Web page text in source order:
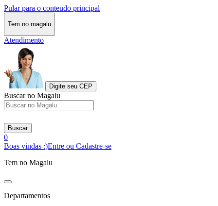
Pular para o conteudo principal
Tem no magalu
Atendimento
Digite seu CEP
Buscar no Magalu
Buscar
0
Boas vindas :)Entre ou Cadastre-se
Tem no Magalu
Departamentos